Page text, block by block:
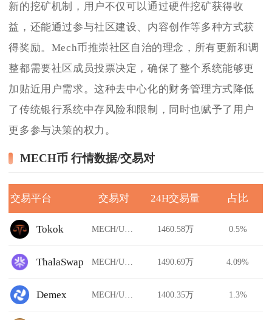
新的挖矿机制，用户不仅可以通过硬件挖矿获得收
益，还能通过参与社区建设、内容创作等多种方式获
得奖励。Mech币推崇社区自治的理念，所有更新和调
整都需要社区成员投票决定，确保了整个系统能够更
加贴近用户需求。这种去中心化的财务管理方式降低
了传统银行系统中存风险和限制，同时也赋予了用户
更多参与决策的权力。
MECH币 行情数据/交易对
交易平台 交易对 24H交易量 占比
Tokok MECH/USDT 1460.58万 0.5%
ThalaSwap MECH/USDT 1490.69万 4.09%
Demex MECH/USDT 1400.35万 1.3%